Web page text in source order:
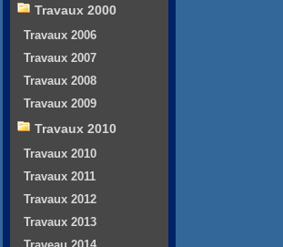
Travaux 2000
Travaux 2006
Travaux 2007
Travaux 2008
Travaux 2009
Travaux 2010
Travaux 2010
Travaux 2011
Travaux 2012
Travaux 2013